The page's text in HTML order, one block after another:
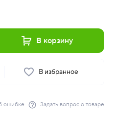
В корзину
В избранное
ошибке Задать вопрос о товаре